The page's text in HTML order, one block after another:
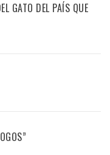
GATO DEL PAÍS QUE